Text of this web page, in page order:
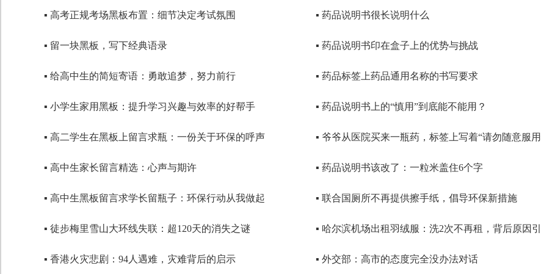
▪ 高考正规考场黑板布置：细节决定考试氛围
▪ 留一块黑板，写下经典语录
▪ 给高中生的简短寄语：勇敢追梦，努力前行
▪ 小学生家用黑板：提升学习兴趣与效率的好帮手
▪ 高二学生在黑板上留言求瓶：一份关于环保的呼声
▪ 高中生家长留言精选：心声与期许
▪ 高中生黑板留言求学长留瓶子：环保行动从我做起
▪ 徒步梅里雪山大环线失联：超120天的消失之谜
▪ 香港火灾悲剧：94人遇难，灾难背后的启示
▪ 药品说明书很长说明什么
▪ 药品说明书印在盒子上的优势与挑战
▪ 药品标签上药品通用名称的书写要求
▪ 药品说明书上的“慎用”到底能不能用？
▪ 爷爷从医院买来一瓶药，标签上写着“请勿随意服
▪ 药品说明书该改了：一粒米盖住6个字
▪ 联合国厕所不再提供擦手纸，倡导环保新措施
▪ 哈尔滨机场出租羽绒服：洗2次不再租，背后原因
▪ 外交部：高市的态度完全没办法对话